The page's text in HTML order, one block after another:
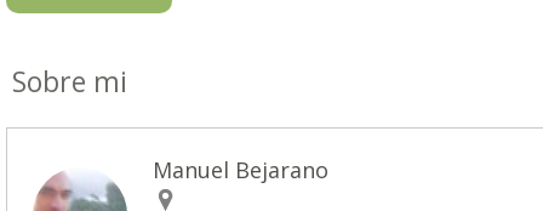
Sobre mi
Manuel Bejarano